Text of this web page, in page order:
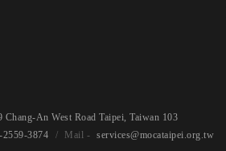
An West Road Taipei, Taiwan 103
2559-3874 services@mocataipei.org.tw